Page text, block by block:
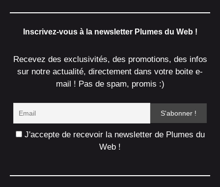
Inscrivez-vous à la newsletter Plumes du Web !
Recevez des exclusivités, des promotions, des infos
sur notre actualité, directement dans votre boite e-
mail ! Pas de spam, promis :)
J'accepte de recevoir la newsletter de Plumes du
Web !